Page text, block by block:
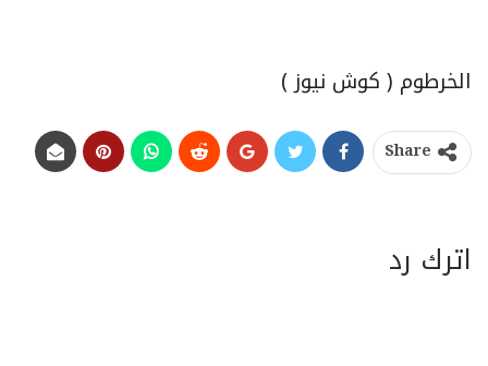
الخرطوم ( كوش نيوز )
Share
اترك رد